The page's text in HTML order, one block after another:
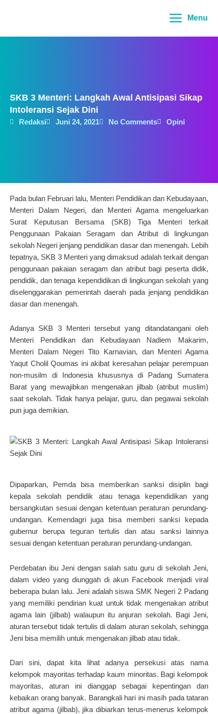
Menu
SKB 3 Menteri: Langkah Awal Antisipasi Sikap
Intoleransi Sejak Dini
Redaksi Juni 24, 2021 No Comments Opini
Pada bulan Februari lalu, Menteri Pendidikan dan Kebudayaan,
Menteri Dalam Negeri, dan Menteri Agama mengeluarkan
Surat Keputusan Bersama (SKB) Tiga Menteri terkait
Penggunaan Pakaian Seragam dan Atribut di lingkungan
sekolah Negeri jenjang pendidikan dasar dan menengah. Lebih
tepatnya, SKB 3 Menteri yang dimaksud adalah terkait dengan
penggunaan pakaian seragam dan atribut bagi peserta didik,
pendidik, dan tenaga kependidikan di lingkungan sekolah yang
diselenggarakan pemerintah daerah pada jenjang pendidikan
dasar dan menengah.
Adanya SKB 3 Menteri tersebut yang ditandatangani oleh
Menteri Pendidikan dan Kebudayaan Nadiem Makarim,
Menteri Dalam Negeri Tito Karnavian, dan Menteri Agama
Yaqut Cholil Qoumas ini akibat keresahan pelajar perempuan
non-musilm di Indonesia khususnya di Padang Sumatera
Barat yang mewajibkan mengenakan jilbab (atribut muslim)
saat sekolah. Tidak hanya pelajar, guru, dan pegawai sekolah
pun juga demikian.
Dipaparkan, Pemda bisa memberikan sanksi disiplin bagi
kepala sekolah pendidik atau tenaga kependidikan yang
bersangkutan sesuai dengan ketentuan peraturan perundang-
undangan. Kemendagri juga bisa memberi sanksi kepada
gubernur berupa teguran tertulis dan atau sanksi lainnya
sesuai dengan ketentuan peraturan perundang-undangan.
Perdebatan ibu Jeni dengan salah satu guru di sekolah Jeni,
dalam video yang diunggah di akun Facebook menjadi viral
beberapa bulan lalu. Jeni adalah siswa SMK Negeri 2 Padang
yang memiliki pendirian kuat untuk tidak mengenakan atribut
agama lain (jilbab) walaupun itu anjuran sekolah. Bagi Jeni,
aturan tersebut tidak tertulis di dalam aturan sekolah, sehingga
Jeni bisa memilih untuk mengenakan jilbab atau tidak.
Dari sini, dapat kita lihat adanya persekusi atas nama
kelompok mayoritas terhadap kaum minoritas. Bagi kelompok
mayoritas, aturan ini dianggap sebagai kepentingan dan
kebaikan orang banyak. Barangkali hari ini masih pada tataran
atribut agama (jilbab), jika dibiarkan terus-menerus kelompok